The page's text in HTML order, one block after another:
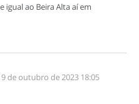
igual ao Beira Alta aí em
9 de outubro de 2023 18:05